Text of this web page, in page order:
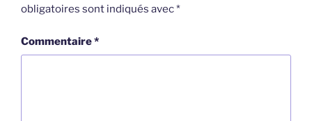
obligatoires sont indiqués avec*
Commentaire*